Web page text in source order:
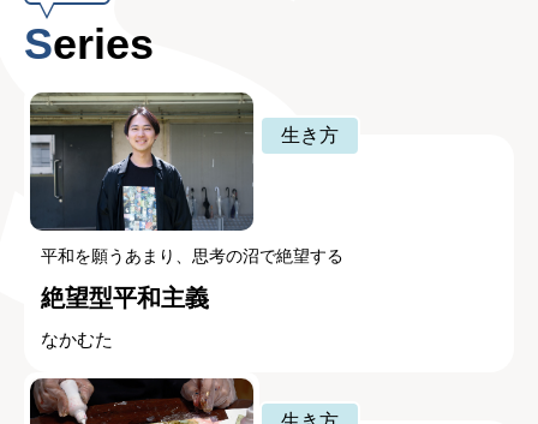
Series
生き方
平和を願うあまり、思考の沼で絶望する
絶望型平和主義
なかむた